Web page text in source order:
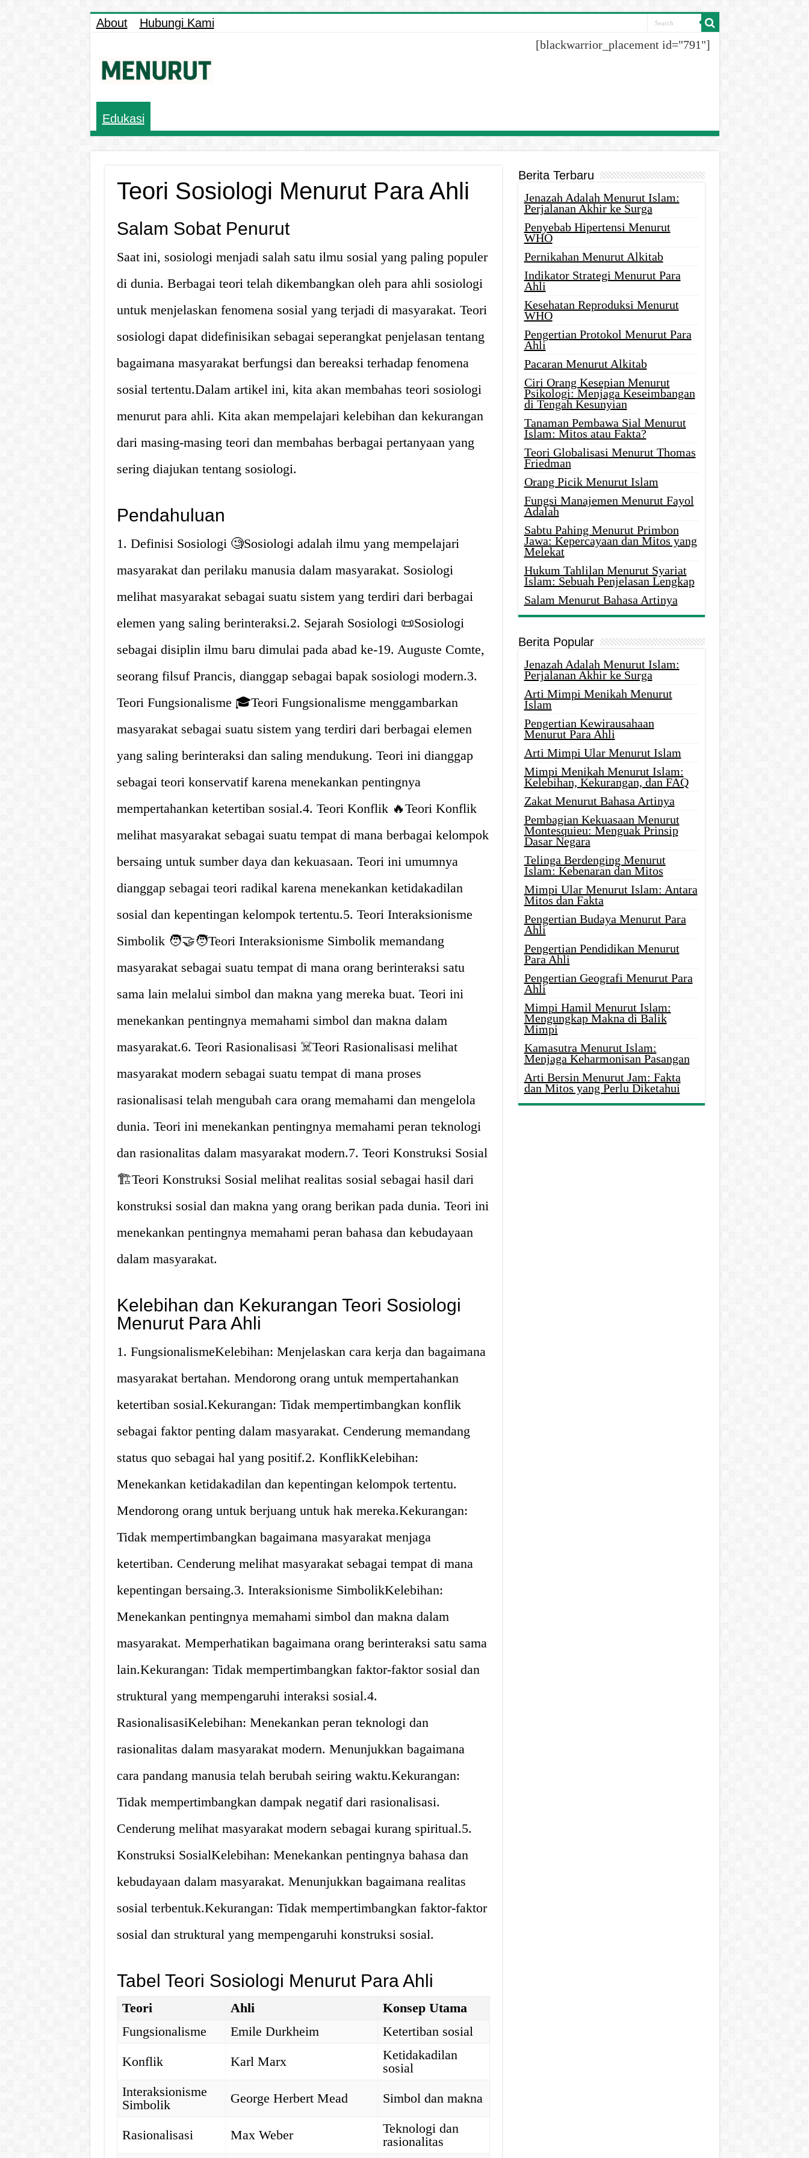
About
Hubungi Kami
[blackwarrior_placement id="791"]
Edukasi
Teori Sosiologi Menurut Para Ahli
Salam Sobat Penurut
Saat ini, sosiologi menjadi salah satu ilmu sosial yang paling populer
di dunia. Berbagai teori telah dikembangkan oleh para ahli sosiologi
untuk menjelaskan fenomena sosial yang terjadi di masyarakat. Teori
sosiologi dapat didefinisikan sebagai seperangkat penjelasan tentang
bagaimana masyarakat berfungsi dan bereaksi terhadap fenomena
sosial tertentu.Dalam artikel ini, kita akan membahas teori sosiologi
menurut para ahli. Kita akan mempelajari kelebihan dan kekurangan
dari masing-masing teori dan membahas berbagai pertanyaan yang
sering diajukan tentang sosiologi.
Pendahuluan
1. Definisi Sosiologi 🧐Sosiologi adalah ilmu yang mempelajari
masyarakat dan perilaku manusia dalam masyarakat. Sosiologi
melihat masyarakat sebagai suatu sistem yang terdiri dari berbagai
elemen yang saling berinteraksi.2. Sejarah Sosiologi 📜Sosiologi
sebagai disiplin ilmu baru dimulai pada abad ke-19. Auguste Comte,
seorang filsuf Prancis, dianggap sebagai bapak sosiologi modern.3.
Teori Fungsionalisme 🎓Teori Fungsionalisme menggambarkan
masyarakat sebagai suatu sistem yang terdiri dari berbagai elemen
yang saling berinteraksi dan saling mendukung. Teori ini dianggap
sebagai teori konservatif karena menekankan pentingnya
mempertahankan ketertiban sosial.4. Teori Konflik 🔥Teori Konflik
melihat masyarakat sebagai suatu tempat di mana berbagai kelompok
bersaing untuk sumber daya dan kekuasaan. Teori ini umumnya
dianggap sebagai teori radikal karena menekankan ketidakadilan
sosial dan kepentingan kelompok tertentu.5. Teori Interaksionisme
Simbolik 🧑‍🤝‍🧑Teori Interaksionisme Simbolik memandang
masyarakat sebagai suatu tempat di mana orang berinteraksi satu
sama lain melalui simbol dan makna yang mereka buat. Teori ini
menekankan pentingnya memahami simbol dan makna dalam
masyarakat.6. Teori Rasionalisasi ☠️Teori Rasionalisasi melihat
masyarakat modern sebagai suatu tempat di mana proses
rasionalisasi telah mengubah cara orang memahami dan mengelola
dunia. Teori ini menekankan pentingnya memahami peran teknologi
dan rasionalitas dalam masyarakat modern.7. Teori Konstruksi Sosial
🏗️Teori Konstruksi Sosial melihat realitas sosial sebagai hasil dari
konstruksi sosial dan makna yang orang berikan pada dunia. Teori ini
menekankan pentingnya memahami peran bahasa dan kebudayaan
dalam masyarakat.
Kelebihan dan Kekurangan Teori Sosiologi
Menurut Para Ahli
1. FungsionalismeKelebihan: Menjelaskan cara kerja dan bagaimana
masyarakat bertahan. Mendorong orang untuk mempertahankan
ketertiban sosial.Kekurangan: Tidak mempertimbangkan konflik
sebagai faktor penting dalam masyarakat. Cenderung memandang
status quo sebagai hal yang positif.2. KonflikKelebihan:
Menekankan ketidakadilan dan kepentingan kelompok tertentu.
Mendorong orang untuk berjuang untuk hak mereka.Kekurangan:
Tidak mempertimbangkan bagaimana masyarakat menjaga
ketertiban. Cenderung melihat masyarakat sebagai tempat di mana
kepentingan bersaing.3. Interaksionisme SimbolikKelebihan:
Menekankan pentingnya memahami simbol dan makna dalam
masyarakat. Memperhatikan bagaimana orang berinteraksi satu sama
lain.Kekurangan: Tidak mempertimbangkan faktor-faktor sosial dan
struktural yang mempengaruhi interaksi sosial.4.
RasionalisasiKelebihan: Menekankan peran teknologi dan
rasionalitas dalam masyarakat modern. Menunjukkan bagaimana
cara pandang manusia telah berubah seiring waktu.Kekurangan:
Tidak mempertimbangkan dampak negatif dari rasionalisasi.
Cenderung melihat masyarakat modern sebagai kurang spiritual.5.
Konstruksi SosialKelebihan: Menekankan pentingnya bahasa dan
kebudayaan dalam masyarakat. Menunjukkan bagaimana realitas
sosial terbentuk.Kekurangan: Tidak mempertimbangkan faktor-faktor
sosial dan struktural yang mempengaruhi konstruksi sosial.
Tabel Teori Sosiologi Menurut Para Ahli
Teori Ahli
Konsep Utama
Fungsionalisme
Emile Durkheim
Ketertiban sosial
Konflik
Karl Marx
Ketidakadilan
sosial
Interaksionisme
Simbolik
George Herbert Mead Simbol dan makna
Rasionalisasi Max Weber
Teknologi dan
rasionalitas
Berita Terbaru
Jenazah Adalah Menurut Islam:
Perjalanan Akhir ke Surga
Penyebab Hipertensi Menurut
WHO
Pernikahan Menurut Alkitab
Indikator Strategi Menurut Para
Ahli
Kesehatan Reproduksi Menurut
WHO
Pengertian Protokol Menurut Para
Ahli
Pacaran Menurut Alkitab
Ciri Orang Kesepian Menurut
Psikologi: Menjaga Keseimbangan
di Tengah Kesunyian
Tanaman Pembawa Sial Menurut
Islam: Mitos atau Fakta?
Teori Globalisasi Menurut Thomas
Friedman
Orang Picik Menurut Islam
Fungsi Manajemen Menurut Fayol
Adalah
Sabtu Pahing Menurut Primbon
Jawa: Kepercayaan dan Mitos yang
Melekat
Hukum Tahlilan Menurut Syariat
Islam: Sebuah Penjelasan Lengkap
Salam Menurut Bahasa Artinya
Berita Popular
Jenazah Adalah Menurut Islam:
Perjalanan Akhir ke Surga
Arti Mimpi Menikah Menurut
Islam
Pengertian Kewirausahaan
Menurut Para Ahli
Arti Mimpi Ular Menurut Islam
Mimpi Menikah Menurut Islam:
Kelebihan, Kekurangan, dan FAQ
Zakat Menurut Bahasa Artinya
Pembagian Kekuasaan Menurut
Montesquieu: Menguak Prinsip
Dasar Negara
Telinga Berdenging Menurut
Islam: Kebenaran dan Mitos
Mimpi Ular Menurut Islam: Antara
Mitos dan Fakta
Pengertian Budaya Menurut Para
Ahli
Pengertian Pendidikan Menurut
Para Ahli
Pengertian Geografi Menurut Para
Ahli
Mimpi Hamil Menurut Islam:
Mengungkap Makna di Balik
Mimpi
Kamasutra Menurut Islam:
Menjaga Keharmonisan Pasangan
Arti Bersin Menurut Jam: Fakta
dan Mitos yang Perlu Diketahui